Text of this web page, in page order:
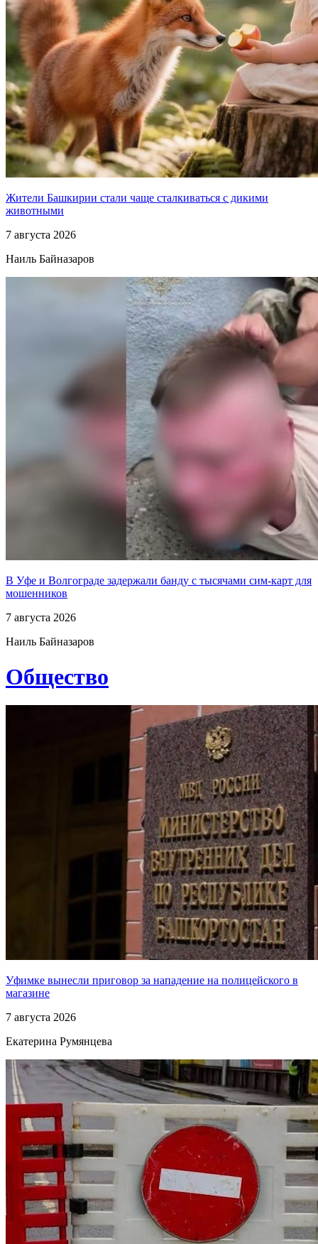
Жители Башкирии стали чаще сталкиваться с дикими
животными
7 августа 2026
Наиль Байназаров
В Уфе и Волгограде задержали банду с тысячами сим-карт для
мошенников
7 августа 2026
Наиль Байназаров
Общество
Уфимке вынесли приговор за нападение на полицейского в
магазине
7 августа 2026
Екатерина Румянцева